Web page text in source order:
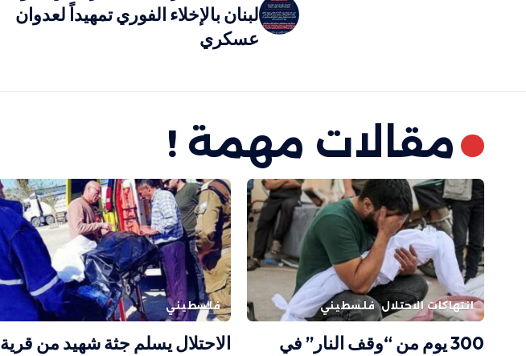
لبنان بالإخلاء الفوري تمهيداً لعدوان
عسكري
مقالات مهمة !
انتهاكات الاحتلال فلسطيني
300 يوم من “وقف النار” في
فلسطيني
الاحتلال يسلم جثة شهيد من قرية